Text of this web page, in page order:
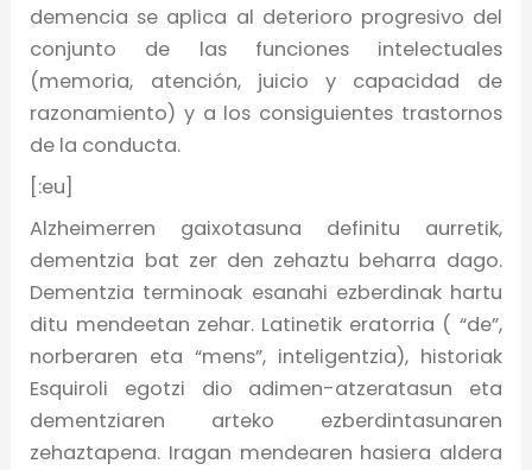
demencia se aplica al deterioro progresivo del
conjunto de las funciones intelectuales
(memoria, atención, juicio y capacidad de
razonamiento) y a los consiguientes trastornos
de la conducta.
[:eu]
Alzheimerren gaixotasuna definitu aurretik,
dementzia bat zer den zehaztu beharra dago.
Dementzia terminoak esanahi ezberdinak hartu
ditu mendeetan zehar. Latinetik eratorria ( “de”,
norberaren eta “mens”, inteligentzia), historiak
Esquiroli egotzi dio adimen-atzeratasun eta
dementziaren arteko ezberdintasunaren
zehaztapena. Iragan mendearen hasiera aldera